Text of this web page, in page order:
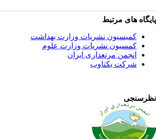
پایگاه های مرتبط
کمیسیون نشریات وزارت بهداشت
کمسیون نشریات وزارت علوم
انجمن مرتعداری ایران
شرکت یکتاوب
نظرسنجی